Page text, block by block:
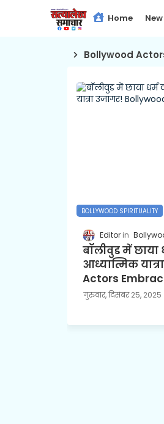
Home
Bollywood
BOLLYWOOD SPIRITUALITY
Editor
बॉलीवुड में
आध्यात्मिक
Actors
गुरुवार, दिसंबर 25, 2025